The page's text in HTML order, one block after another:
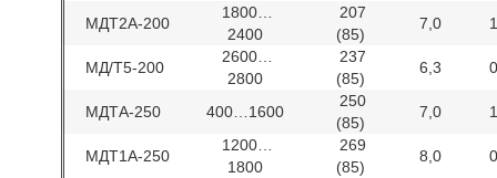
МДТ2А-200
1800…
2400
207
(85)
7,0
МД/Т5-200
2600…
2800
237
(85)
6,3
МДТА-250 400…1600
250
(85)
7,0
МДТ1А-250
1200…
1800
269
(85)
8,0